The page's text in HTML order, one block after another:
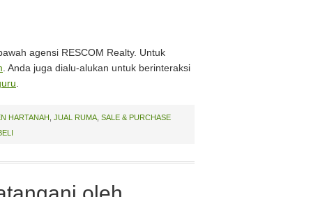
agensi RESCOM Realty. Untuk
. Anda juga dialu-alukan untuk berinteraksi
HARTANAH JUAL RUMA SALE & PURCHASE